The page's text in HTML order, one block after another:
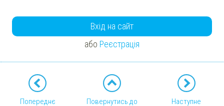
Вхід на сайт
або Реєстрація
Попереднє Повернутись до Наступне